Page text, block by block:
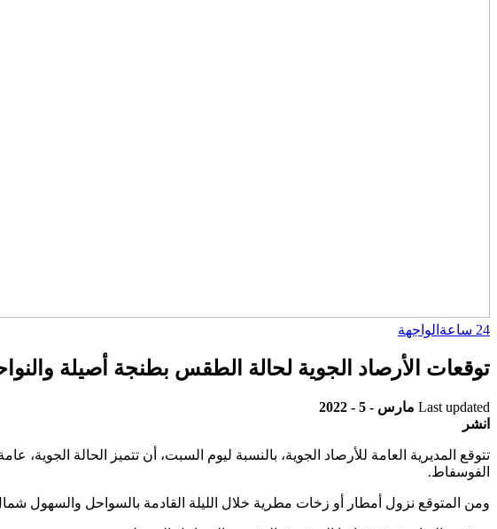
24 ساعة الواجهة
توقعات الأرصاد الجوية لحالة الطقس بطنجة أصيلة
Last updated مارس - 5 - 2022
انشر
تتوقع المديرية العامة للأرصاد الجوية، بالنسبة ليوم السبت، أن تتميز الحالة
الفوسفاط.
ومن المتوقع نزول أمطار أو زخات مطرية خلال الليلة القادمة بالسواحل والسهول